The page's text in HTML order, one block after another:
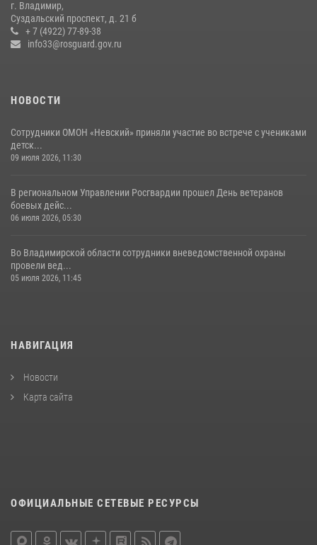
Владимирские Росгвардейцы обеспечили правопорядок при
проведении «Дня огурца» в Суздале
г. Владимир,
Суздальский проспект, д. 21 б
+ 7 (4922) 77-89-38
info33@rosguard.gov.ru
НОВОСТИ
Сотрудники ОМОН «Невский» приняли участие во встрече с учениками
детск...
09 июля 2026, 11:30
В региональном Управлении Росгвардии прошел День ветеранов
боевых дейс...
06 июля 2026, 05:30
Во Владимирской области сотрудники вневедомственной охраны
провели вед...
05 июля 2026, 11:45
НАВИГАЦИЯ
Новости
Карта сайта
ОФИЦИАЛЬНЫЕ СЕТЕВЫЕ РЕСУРСЫ